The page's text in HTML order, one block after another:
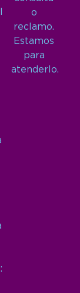
o
reclamo.
Estamos
para
atenderlo.